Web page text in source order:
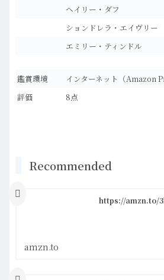
ヘイリー・ダフ
ションドレラ・エイヴリー
エミリー・ティンドル
鑑賞環境
インターネット（Amazon
評価
8点
Recommended
https://amzn.to/
amzn.to